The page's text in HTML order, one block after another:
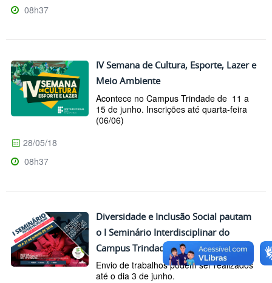
08h37
IV Semana de Cultura, Esporte, Lazer e
Meio Ambiente
Acontece no Campus Trindade de 11 a
15 de junho. Inscrições até quarta-feira
(06/06)
28/05/18
08h37
Diversidade e Inclusão Social pautam
o I Seminário Interdisciplinar do
Campus Trindade
Envio de trabalhos podem ser realizados
até o dia 3 de junho.